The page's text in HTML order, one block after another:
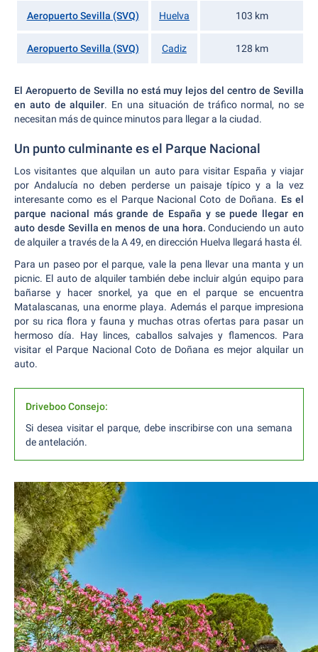
Aeropuerto Sevilla (SVQ) Huelva 103 km
Aeropuerto Sevilla (SVQ) Cadiz 128 km
El Aeropuerto de Sevilla no está muy lejos del centro de Sevilla
en auto de alquiler. En una situación de tráfico normal, no se
necesitan más de quince minutos para llegar a la ciudad.
Un punto culminante es el Parque Nacional
Los visitantes que alquilan un auto para visitar España y viajar
por Andalucía no deben perderse un paisaje típico y a la vez
interesante como es el Parque Nacional Coto de Doñana. Es el
parque nacional más grande de España y se puede llegar en
auto desde Sevilla en menos de una hora.Conduciendo un auto
de alquiler a través de la A 49, en dirección Huelva llegará hasta él.
Para un paseo por el parque, vale la pena llevar una manta y un
picnic. El auto de alquiler también debe incluir algún equipo para
bañarse y hacer snorkel, ya que en el parque se encuentra
Matalascanas, una enorme playa. Además el parque impresiona
por su rica flora y fauna y muchas otras ofertas para pasar un
hermoso día. Hay linces, caballos salvajes y flamencos. Para
visitar el Parque Nacional Coto de Doñana es mejor alquilar un
auto.
Driveboo Consejo:
Si desea visitar el parque, debe inscribirse con una semana
de antelación.